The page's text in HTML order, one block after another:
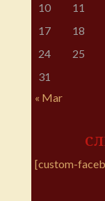
10
11
17
18
24
25
31
« Mar
[custom-